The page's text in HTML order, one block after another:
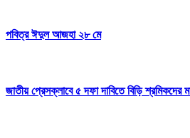
পবিত্র ঈদুল আজহা ২৮ মে
জাতীয় প্রেসক্লাবে ৫ দফা দাবিতে বিড়ি শ্রমিকদের